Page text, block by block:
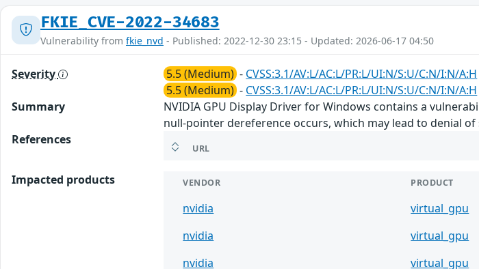
FKIE_CVE-2022-34683
Vulnerability from fkie_nvd - Published: 2022-12-30 23:15 - Updated: 2026-06-17 04:50
Severity 5.5 (Medium) - CVSS:3.1/AV:L/AC:L/PR:L/UI:N/S:U/C:N/I:N/A:H
5.5 (Medium) - CVSS:3.1/AV:L/AC:L/PR:L/UI:N/S:U/C:N/I:N/A:H
Summary
NVIDIA GPU Display Driver for Windows contains a
null-pointer dereference occurs, which may lead to denial of
References
URL
Impacted products VENDOR PRODUCT
nvidia virtual_gpu
nvidia
virtual_gpu
nvidia
virtual_gpu